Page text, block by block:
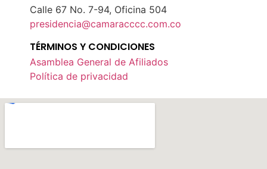
Calle 67 No. 7-94, Oficina 504
presidencia@camaracccc.com.co
TÉRMINOS Y CONDICIONES
Asamblea General de Afiliados
Política de privacidad